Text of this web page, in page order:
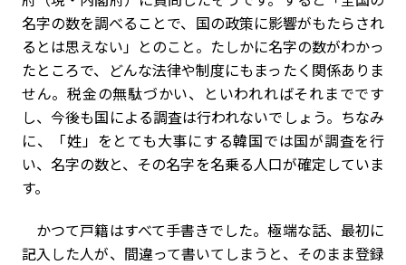
名字の数を調べることで、国の政策に影響がもたらされ
るとは思えない」とのこと。たしかに名字の数がわかっ
たところで、どんな法律や制度にもまったく関係ありま
せん。税金の無駄づかい、といわれればそれまでです
し、今後も国による調査は行われないでしょう。ちなみ
に、「姓」をとても大事にする韓国では国が調査を行
い、名字の数と、その名字を名乗る人口が確定していま
す。
かつて戸籍はすべて手書きでした。極端な話、最初に
記入した人が、間違って書いてしまうと、そのまま登録